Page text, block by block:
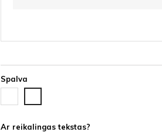
Spalva
latte
HDF
Ar reikalingas tekstas?